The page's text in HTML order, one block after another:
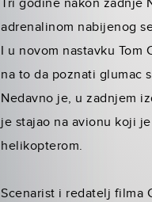
Tri godine nakon zadnje
adrenalinom nabijenog
I u novom nastavku
na to da poznati glumac
Nedavno je, u zadnjem
je stajao na avionu koji
helikopterom.
Scenarist i redatelj filma